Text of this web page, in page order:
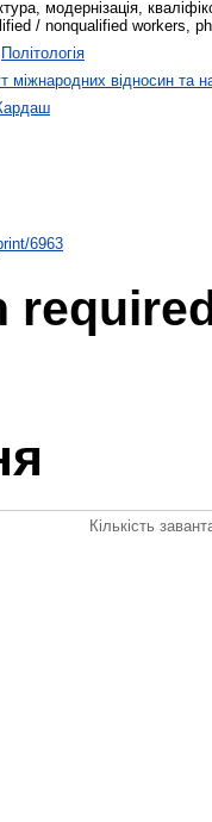
модернізація,
/ nonqualified workers,
Політологія
міжнародних відносин та
6963
Кількість